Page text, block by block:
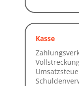
Kasse